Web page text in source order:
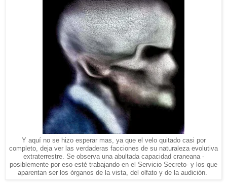
Y aquí no se hizo esperar mas, ya que el velo quitado casi por
completo, deja ver las verdaderas facciones de su naturaleza evolutiva
extraterrestre. Se observa una abultada capacidad craneana -
posiblemente por eso esté trabajando en el Servicio Secreto- y los que
aparentan ser los órganos de la vista, del olfato y de la audición.